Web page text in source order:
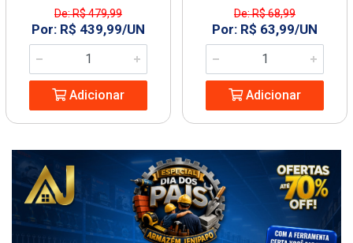
De: R$ 479,99
Por: R$ 439,99/UN
Adicionar
De: R$ 68,99
Por: R$ 63,99/UN
Adicionar